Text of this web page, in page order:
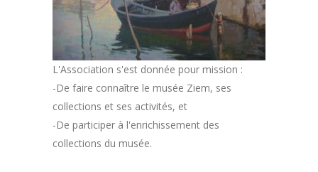
L'Association s'est donnée pour mission :
-De faire connaître le musée Ziem, ses
collections et ses activités, et
-De participer à l'enrichissement des
collections du musée.